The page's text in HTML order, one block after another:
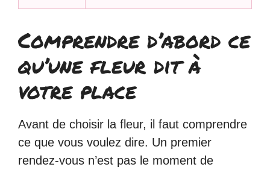
Comprendre d’abord ce
qu’une fleur dit à
votre place
Avant de choisir la fleur, il faut comprendre
ce que vous voulez dire. Un premier
rendez-vous n’est pas le moment de